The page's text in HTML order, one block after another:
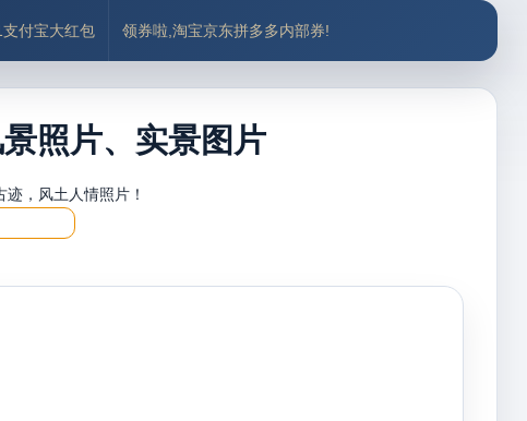
付宝大红包 领券啦,淘宝京东拼多多内部券!
照片、实景图片
，风土人情照片！